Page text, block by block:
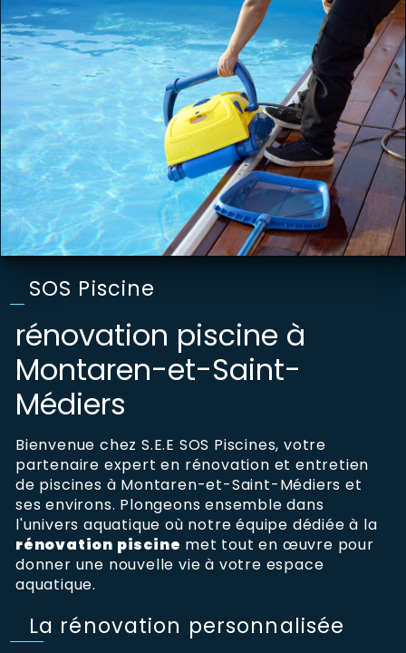
SOS Piscine
rénovation piscine à
Montaren-et-Saint-
Médiers
Bienvenue chez S.E.E SOS Piscines, votre
partenaire expert en rénovation et entretien
de piscines à Montaren-et-Saint-Médiers et
ses environs. Plongeons ensemble dans
l'univers aquatique où notre équipe dédiée à la
rénovation piscine met tout en œuvre pour
donner une nouvelle vie à votre espace
aquatique.
La rénovation personnalisée